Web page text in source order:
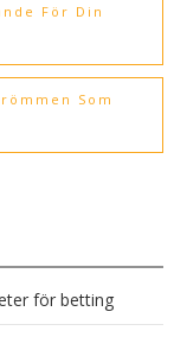
För Din
Som
för betting